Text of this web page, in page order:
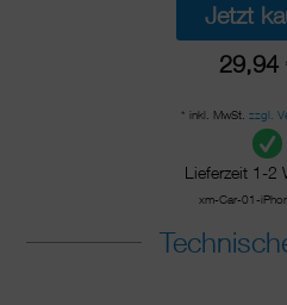
Jetzt
29,94
* inkl. MwSt. zzgl.
Lieferzeit 1-2
xm-Car-01-